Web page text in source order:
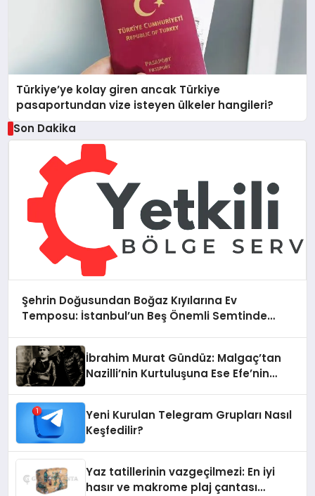
Türkiye’ye kolay giren ancak Türkiye
pasaportundan vize isteyen ülkeler hangileri?
Son Dakika
Şehrin Doğusundan Boğaz Kıyılarına Ev
Temposu: İstanbul’un Beş Önemli Semtinde
İbrahim Murat Gündüz: Malgaç’tan
Nazilli’nin Kurtuluşuna Ese Efe’nin
Yeni Kurulan Telegram Grupları Nasıl
Keşfedilir?
Yaz tatillerinin vazgeçilmezi: En iyi
hasır ve makrome plaj çantası